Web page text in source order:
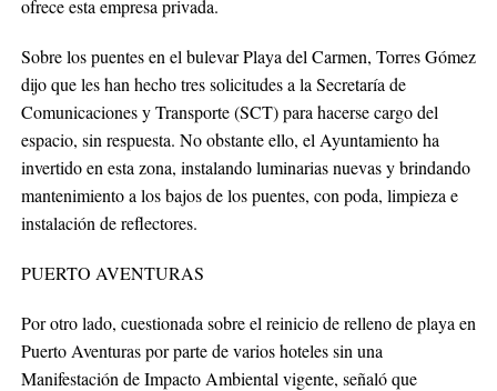
ofrece esta empresa privada.
Sobre los puentes en el bulevar Playa del Carmen, Torres Gómez
dijo que les han hecho tres solicitudes a la Secretaría de
Comunicaciones y Transporte (SCT) para hacerse cargo del
espacio, sin respuesta. No obstante ello, el Ayuntamiento ha
invertido en esta zona, instalando luminarias nuevas y brindando
mantenimiento a los bajos de los puentes, con poda, limpieza e
instalación de reflectores.
PUERTO AVENTURAS
Por otro lado, cuestionada sobre el reinicio de relleno de playa en
Puerto Aventuras por parte de varios hoteles sin una
Manifestación de Impacto Ambiental vigente, señaló que